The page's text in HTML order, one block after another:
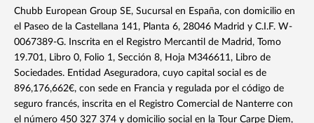
Chubb European Group SE, Sucursal en España, con domicilio en
el Paseo de la Castellana 141, Planta 6, 28046 Madrid y C.I.F. W-
0067389-G. Inscrita en el Registro Mercantil de Madrid, Tomo
19.701, Libro 0, Folio 1, Sección 8, Hoja M346611, Libro de
Sociedades. Entidad Aseguradora, cuyo capital social es de
896,176,662€, con sede en Francia y regulada por el código de
seguro francés, inscrita en el Registro Comercial de Nanterre con
el número 450 327 374 y domicilio social en la Tour Carpe Diem,